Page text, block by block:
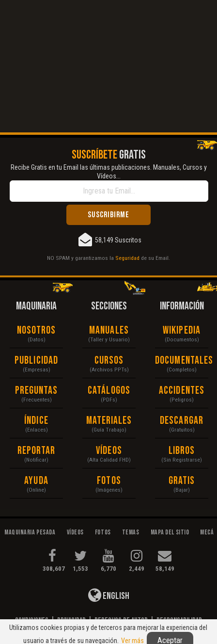
SUSCRÍBETEGRATIS
Recibe Gratis en tu Email las últimas publicaciones. Manuales, Cursos y
Vídeos...
58,149 Suscritos
NO SPAM y garantizamos la Seguridad de su Email.
MAQUINARIA
Nosotros
(Datos)
Publicidad
(Empresas)
Preguntas
(Frecuentes)
Índice
(Enlaces)
Reportar
(Notificar)
Ayuda
(Online)
SECCIONES
Manuales
(Taller y Usuario)
Cursos
(Archivos PPTs)
Catálogos
(PDFs)
Materiales
(Guía Trabajo)
Vídeos
(Alta Calidad FHD)
Fotos
(Imágenes)
INFORMACIÓN
Wikipedia
(Documentos)
Documentales
(Completos)
Accidentes
(Peligros)
Descargar
(Gratuitos)
Libros
(Sin Registrarse)
Gratis
(Bajar)
Maquinaria Pesada Vídeos Fotos Temas Mapa del Sitio
308,607 1,553 6,770 2,449 58,149
English
Condiciones|Privacidad|Derechos de Autor|Responsabilidad
© 2020 Maquinaria Pesada. Operación, Mecánica, Mantenimiento...
Utilizamos cookies propias y de terceros para mejorar la experiencia del
usuario a través de su navegación. Ver más Aceptar